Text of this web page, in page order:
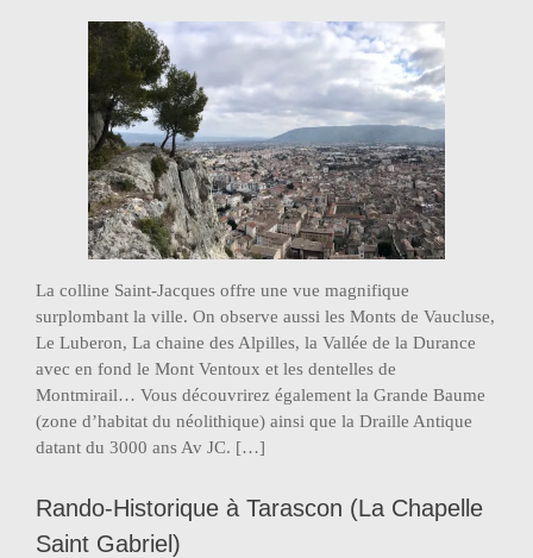
La colline Saint-Jacques offre une vue magnifique
surplombant la ville. On observe aussi les Monts de Vaucluse,
Le Luberon, La chaine des Alpilles, la Vallée de la Durance
avec en fond le Mont Ventoux et les dentelles de
Montmirail… Vous découvrirez également la Grande Baume
(zone d’habitat du néolithique) ainsi que la Draille Antique
datant du 3000 ans Av JC. […]
Rando-Historique à Tarascon (La Chapelle
Saint Gabriel)